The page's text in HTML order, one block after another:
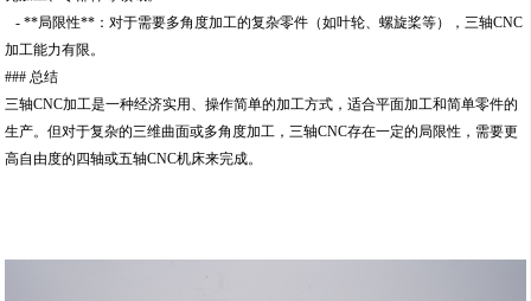
- **局限性**：对于需要多角度加工的复杂零件（如叶轮、螺旋桨等），三轴CNC
加工能力有限。
### 总结
三轴CNC加工是一种经济实用、操作简单的加工方式，适合平面加工和简单零件的
生产。但对于复杂的三维曲面或多角度加工，三轴CNC存在一定的局限性，需要更
高自由度的四轴或五轴CNC机床来完成。